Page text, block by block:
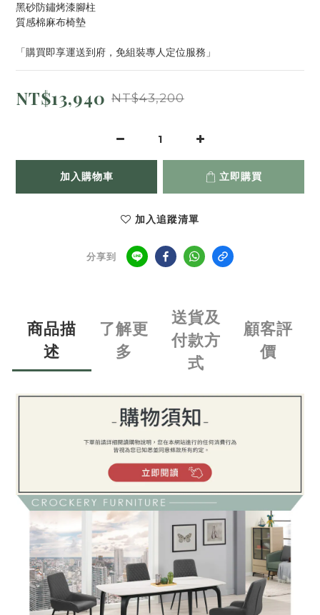
黑砂防鏽烤漆腳柱
質感棉麻布椅墊
「購買即享運送到府，免組裝專人定位服務」
NT$13,940 NT$43,200
加入購物車 立即購買
加入追蹤清單
分享到
商品描
述
了解更
多
送貨及
付款方
式
顧客評
價